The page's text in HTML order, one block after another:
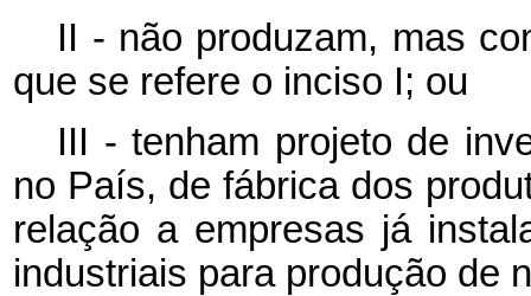
II - não produzam, mas
que se refere o inciso I; ou
III - tenham projeto de
no País, de fábrica dos
relação a empresas já
industriais para produção de